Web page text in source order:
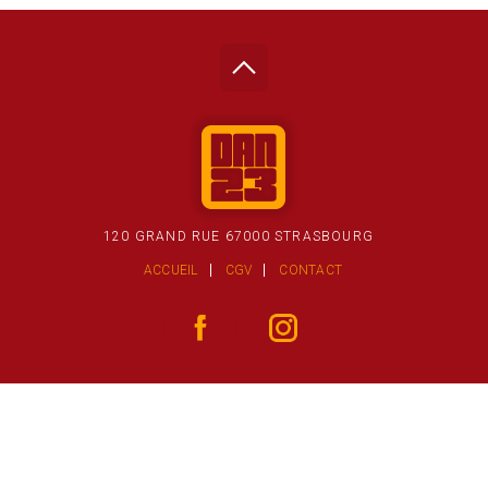
120 GRAND RUE 67000 STRASBOURG
ACCUEIL CGV CONTACT